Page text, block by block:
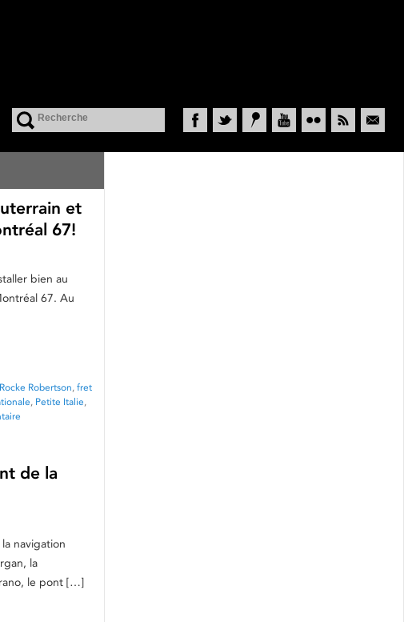
et
67!
bien au
67. Au
Robertson, fret
, Petite Italie,
de la
navigation
la
le pont […]